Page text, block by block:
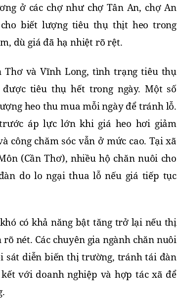
ở các chợ như chợ Tân An, chợ An
biết lượng tiêu thụ thịt heo trong
dù giá đã hạ nhiệt rõ rệt.
Thơ và Vĩnh Long, tình trạng tiêu thụ
tiêu thụ hết trong ngày. Một số
heo thu mua mỗi ngày để tránh lỗ.
áp lực lớn khi giá heo hơi giảm
công chăm sóc vẫn ở mức cao. Tại xã
(Cần Thơ), nhiều hộ chăn nuôi cho
do lo ngại thua lỗ nếu giá tiếp tục
có khả năng bật tăng trở lại nếu thị
nét. Các chuyên gia ngành chăn nuôi
sát diễn biến thị trường, tránh tái đàn
với doanh nghiệp và hợp tác xã để